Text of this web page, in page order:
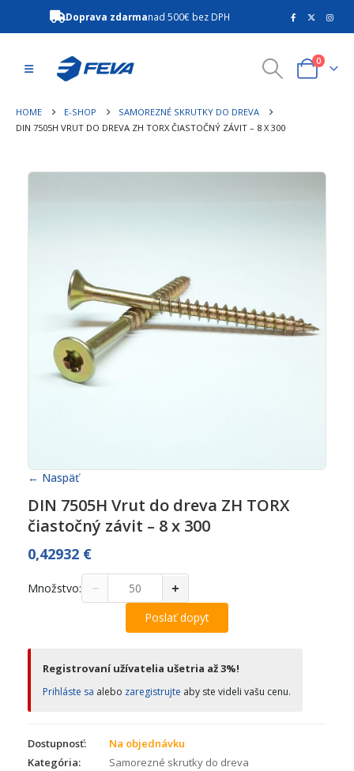
Doprava zdarmanad 500€ bez DPH
0
HOME E-SHOP
SAMOREZNÉ SKRUTKY DO DREVA
DIN 7505H VRUT DO DREVA ZH TORX ČIASTOČNÝ ZÁVIT – 8 X 300
← Naspäť
DIN 7505H Vrut do dreva ZH TORX
čiastočný závit – 8 x 300
0,42932 €
Množstvo: − +
Poslať dopyt
Registrovaní užívatelia ušetria až 3%!
Prihláste sa alebo zaregistrujte aby ste videli vašu cenu.
Dostupnosť:
Na objednávku
Kategória:
Samorezné skrutky do dreva